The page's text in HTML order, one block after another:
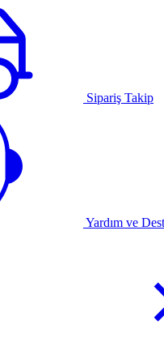
Sipariş Takip
Yardım ve